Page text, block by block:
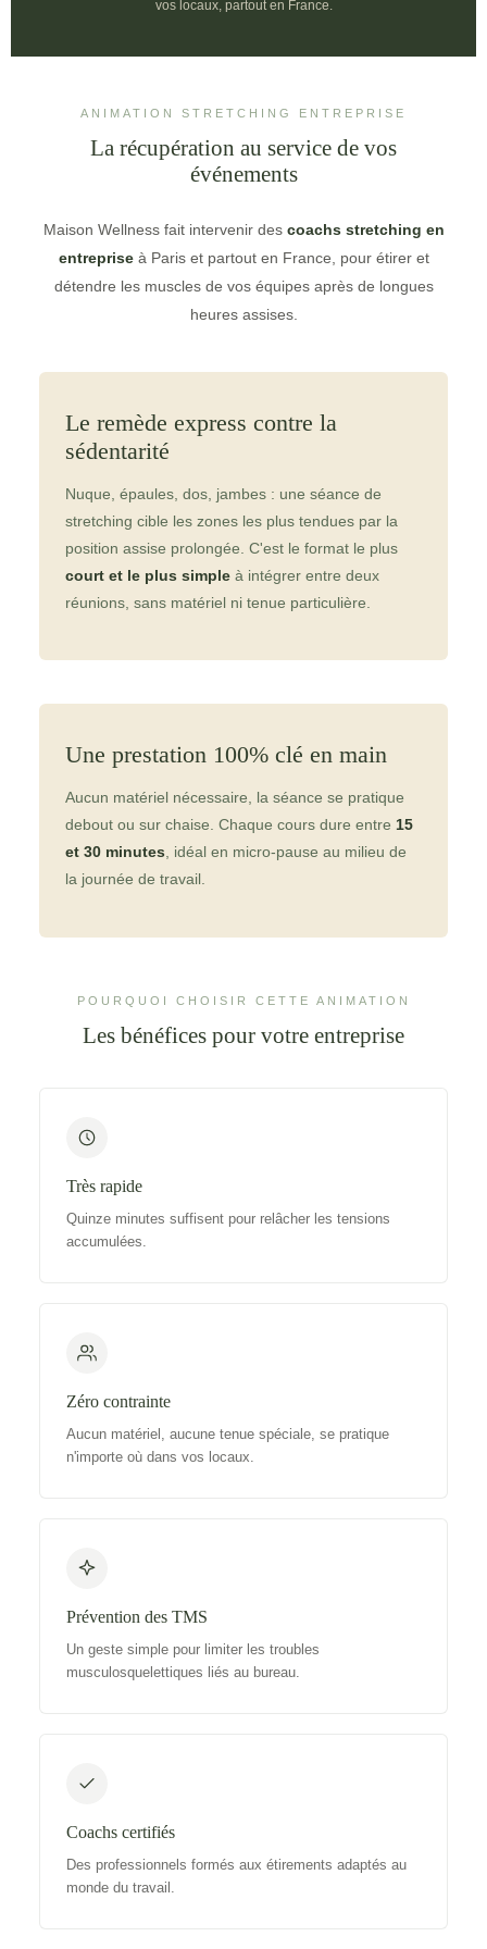
vos locaux, partout en France.
ANIMATION STRETCHING ENTREPRISE
La récupération au service de vos
événements
Maison Wellness fait intervenir des coachs stretching en
entrepriseà Paris et partout en France, pour étirer et
détendre les muscles de vos équipes après de longues
heures assises.
Le remède express contre la
sédentarité
Nuque, épaules, dos, jambes : une séance de
stretching cible les zones les plus tendues par la
position assise prolongée. C'est le format le plus
court et le plus simpleà intégrer entre deux
réunions, sans matériel ni tenue particulière.
Une prestation 100% clé en main
Aucun matériel nécessaire, la séance se pratique
debout ou sur chaise. Chaque cours dure entre 15
et 30 minutes, idéal en micro-pause au milieu de
la journée de travail.
POURQUOI CHOISIR CETTE ANIMATION
Les bénéfices pour votre entreprise
Très rapide
Quinze minutes suffisent pour relâcher les tensions
accumulées.
Zéro contrainte
Aucun matériel, aucune tenue spéciale, se pratique
n'importe où dans vos locaux.
Prévention des TMS
Un geste simple pour limiter les troubles
musculosquelettiques liés au bureau.
Coachs certifiés
Des professionnels formés aux étirements adaptés au
monde du travail.